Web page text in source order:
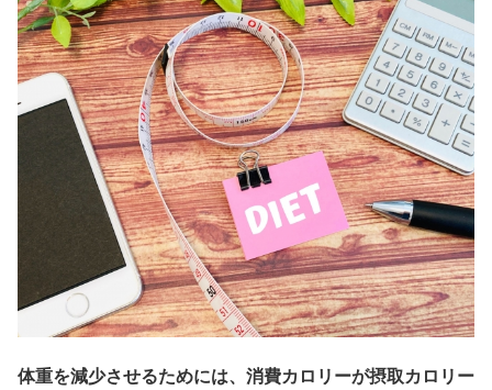
体重を減少させるためには、消費カロリーが摂取カロリー